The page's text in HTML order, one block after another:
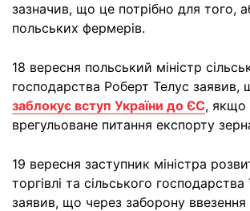
зазначив, що це потрібно для того,
польських фермерів.
18 вересня польський міністр
господарства Роберт Телус заявив,
заблокує вступ України до ЄС, якщо
врегульоване питання експорту
19 вересня заступник міністра
торгівлі та сільського
заявив, що через заборону ввезення